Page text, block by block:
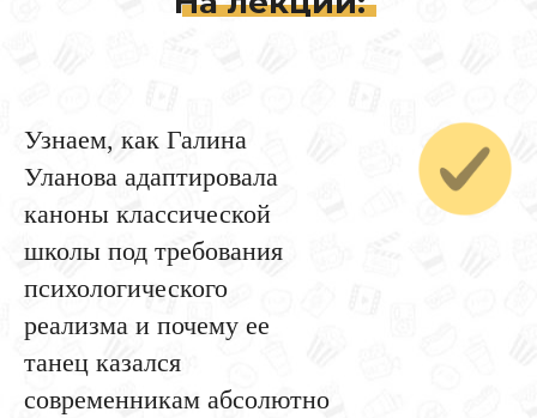
Узнаем, как Галина
Уланова адаптировала
каноны классической
школы под требования
психологического
реализма и почему ее
танец казался
современникам абсолютно